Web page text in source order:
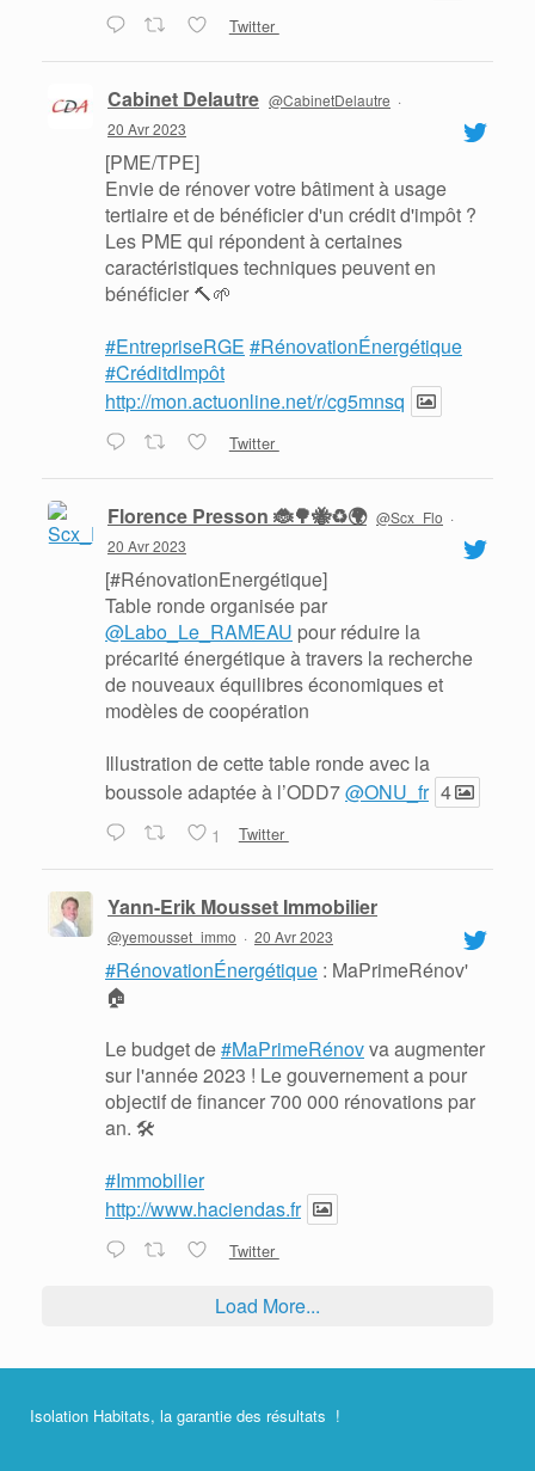
Twitter
Cabinet Delautre @CabinetDelautre ·
20 Avr 2023
[PME/TPE]
Envie de rénover votre bâtiment à usage
tertiaire et de bénéficier d'un crédit d'impôt ?
Les PME qui répondent à certaines
caractéristiques techniques peuvent en
bénéficier 🔨🌱
#EntrepriseRGE #RénovationÉnergétique
#CréditdImpôt
http://mon.actuonline.net/r/cg5mnsq
Twitter
Florence Presson 🐞🌳🐝♻️🌍 @Scx_Flo ·
20 Avr 2023
[#RénovationEnergétique]
Table ronde organisée par
@Labo_Le_RAMEAU pour réduire la
précarité énergétique à travers la recherche
de nouveaux équilibres économiques et
modèles de coopération
Illustration de cette table ronde avec la
boussole adaptée à l’ODD7@ONU_fr 4
1 Twitter
Yann-Erik Mousset Immobilier
@yemousset_immo · 20 Avr 2023
#RénovationÉnergétique : MaPrimeRénov'
🏠
Le budget de#MaPrimeRénovva augmenter
sur l'année 2023 ! Le gouvernement a pour
objectif de financer 700 000 rénovations par
an. 🛠
#Immobilier
http://www.haciendas.fr
Twitter
Load More...
Isolation Habitats, la garantie des résultats !